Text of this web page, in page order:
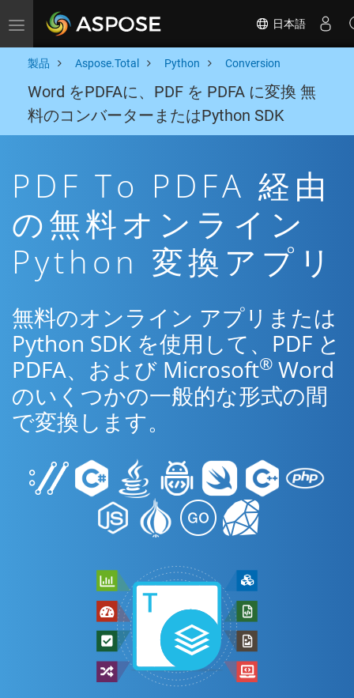
Toggle navigation 日本語
製品 Aspose.Total Python Conversion
Word をPDFAに、PDF を PDFA に変換 無
料のコンバーターまたはPython SDK
PDF To PDFA 経由
の無料オンライン
Python 変換アプリ
無料のオンライン アプリまたは
Python SDK を使用して、PDF と
PDFA、および Microsoft® Word
のいくつかの一般的な形式の間
で変換します。